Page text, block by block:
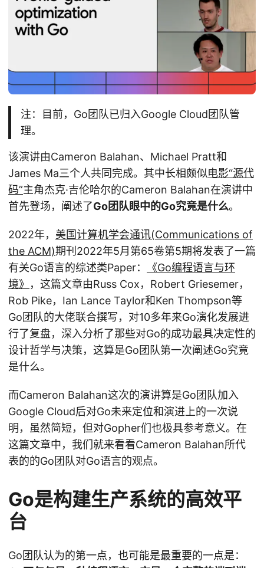
注：目前，Go团队已归入Google Cloud团队管
理。
该演讲由Cameron Balahan、Michael Pratt和
James Ma三个人共同完成。其中长相颇似电影“源代
码”主角杰克·吉伦哈尔的Cameron Balahan在演讲中
首先登场，阐述了Go团队眼中的Go究竟是什么。
2022年， 美国计算机学会通讯(Communications of
the ACM)期刊2022年5月第65卷第5期将发表了一篇
有关Go语言的综述类Paper：
《Go编程语言与环
境》 ，这篇文章由Russ Cox，Robert Griesemer，
Rob Pike，Ian Lance Taylor和Ken Thompson等
Go团队的大佬联合撰写，对10多年来Go演化发展进
行了复盘，深入分析了那些对Go的成功最具决定性的
设计哲学与决策，这算是Go团队第一次阐述Go究竟
是什么。
而Cameron Balahan这次的演讲算是Go团队加入
Google Cloud后对Go未来定位和演进上的一次说
明，虽然简短，但对Gopher们也极具参考意义。在
这篇文章中，我们就来看看Cameron Balahan所代
表的的Go团队对Go语言的观点。
Go是构建生产系统的高效平
台
Go团队认为的第一点，也可能是最重要的一点是：